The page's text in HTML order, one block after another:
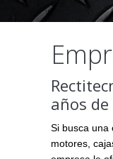
años
Si busca una
motores,